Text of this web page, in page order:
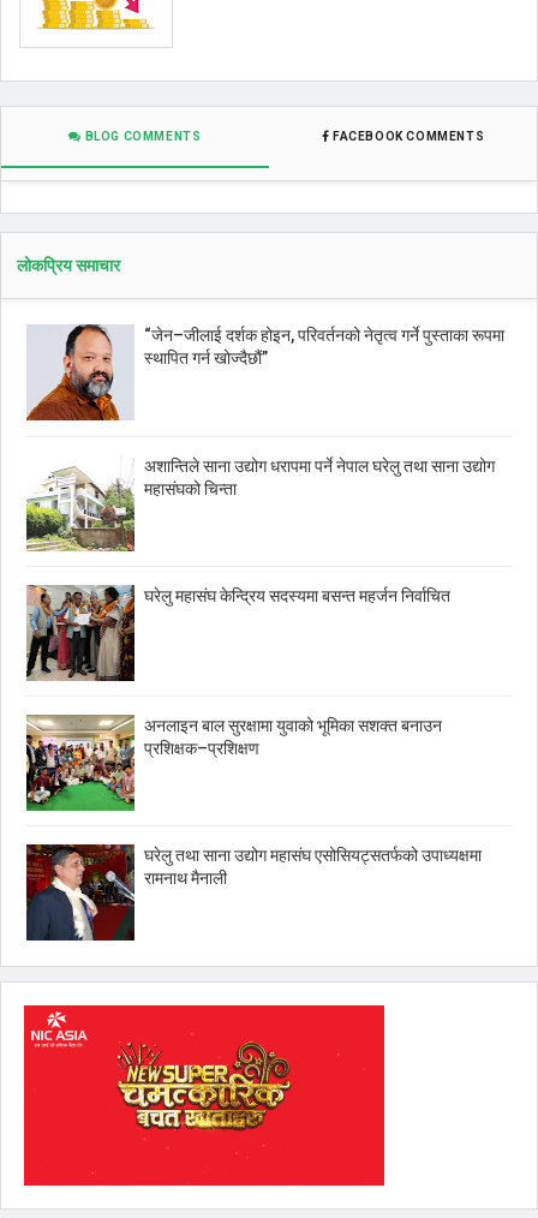
BLOG COMMENTS FACEBOOK COMMENTS
लोकप्रिय समाचार
“जेन–जीलाई दर्शक होइन, परिवर्तनको नेतृत्व गर्ने पुस्ताका रूपमा
स्थापित गर्न खोज्दैछौं”
अशान्तिले साना उद्योग धरापमा पर्ने नेपाल घरेलु तथा साना उद्योग
महासंघको चिन्ता
घरेलु महासंघ केन्द्रिय सदस्यमा बसन्त महर्जन निर्वाचित
अनलाइन बाल सुरक्षामा युवाको भूमिका सशक्त बनाउन
प्रशिक्षक–प्रशिक्षण
घरेलु तथा साना उद्योग महासंघ एसोसियट्सतर्फको उपाध्यक्षमा
रामनाथ मैनाली